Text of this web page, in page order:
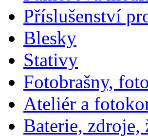
Příslušenství
Blesky
Stativy
Fotobrašny,
Ateliér a
Baterie, zdroje,